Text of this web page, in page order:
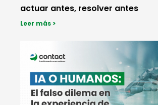
actuar antes, resolver antes
Leer más >